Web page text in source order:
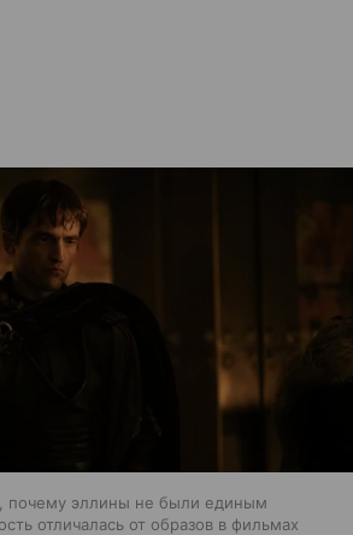
почему эллины не были единым
отличалась от образов в фильмах